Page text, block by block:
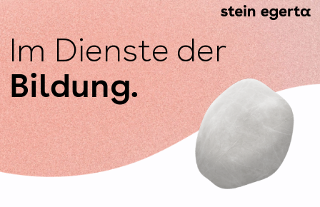
Im Dienste der
Bildung.